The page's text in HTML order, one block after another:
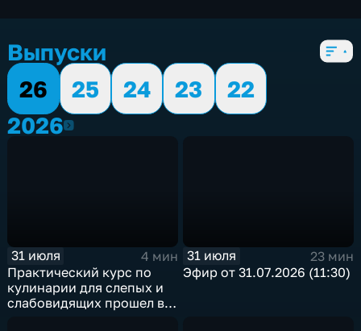
Выпуски
26
25 24 23
22
20262026
31 июля
4 мин
Практический курс по
кулинарии для слепых и
слабовидящих прошел в
31 июля
23 мин
Эфир от 31.07.2026 (11:30)